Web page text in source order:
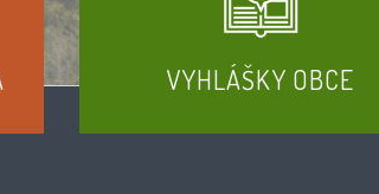
VYHLÁŠKY OBCE